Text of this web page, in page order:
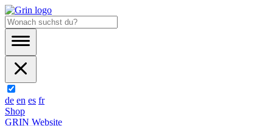
de en es fr
Shop
GRIN Website